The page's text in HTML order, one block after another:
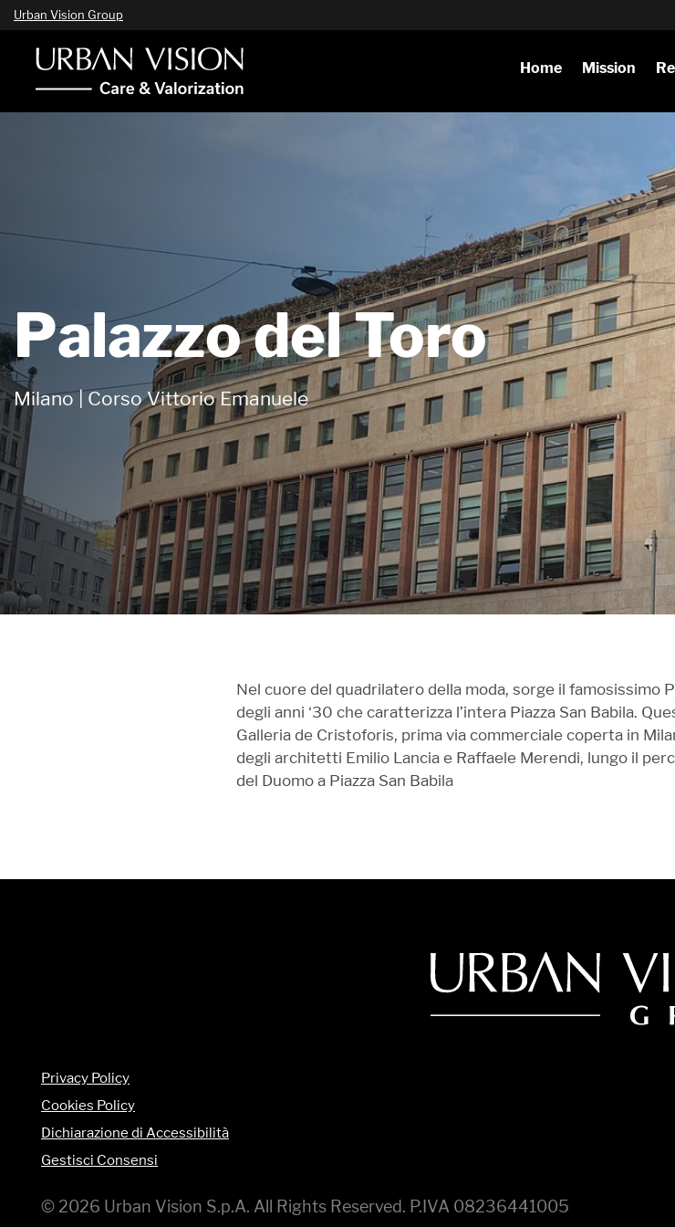
Urban Vision Group
Home Mission
Palazzo del Toro
Milano | Corso Vittorio Emanuele
Nel cuore del quadrilatero della moda, sorge il famosissimo
degli anni ‘30 che caratterizza l’intera Piazza San Babila.
Galleria de Cristoforis, prima via commerciale coperta in
degli architetti Emilio Lancia e Raffaele Merendi, lungo il
del Duomo a Piazza San Babila
Privacy Policy
Cookies Policy
Dichiarazione di Accessibilità
Gestisci Consensi
© 2026 Urban Vision S.p.A. All Rights Reserved. P.IVA 08236441005